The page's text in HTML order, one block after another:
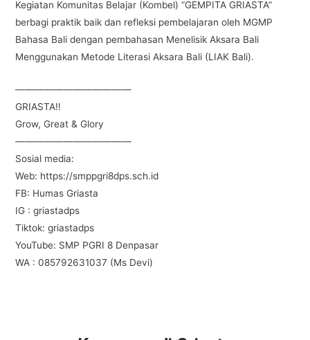
Kegiatan Komunitas Belajar (Kombel) “GEMPITA GRIASTA”
berbagi praktik baik dan refleksi pembelajaran oleh MGMP
Bahasa Bali dengan pembahasan Menelisik Aksara Bali
Menggunakan Metode Literasi Aksara Bali (LIAK Bali).
————————————
GRIASTA‼️
Grow, Great & Glory
————————————
Sosial media:
Web: https://smppgri8dps.sch.id
FB: Humas Griasta
IG : griastadps
Tiktok: griastadps
YouTube: SMP PGRI 8 Denpasar
WA : 085792631037 (Ms Devi)